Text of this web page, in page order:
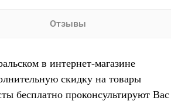
Отзывы
в интернет-магазине
скидку на товары
бесплатно проконсультируют Вас